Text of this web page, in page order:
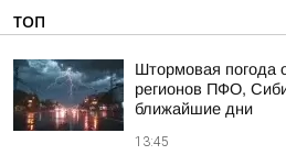
ТОП
Штормовая погода
регионов ПФО,
ближайшие дни
13:45